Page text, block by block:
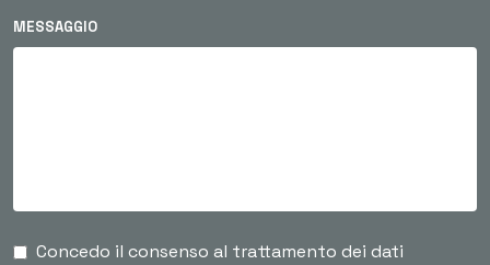
MESSAGGIO
Concedo il consenso al trattamento dei dati